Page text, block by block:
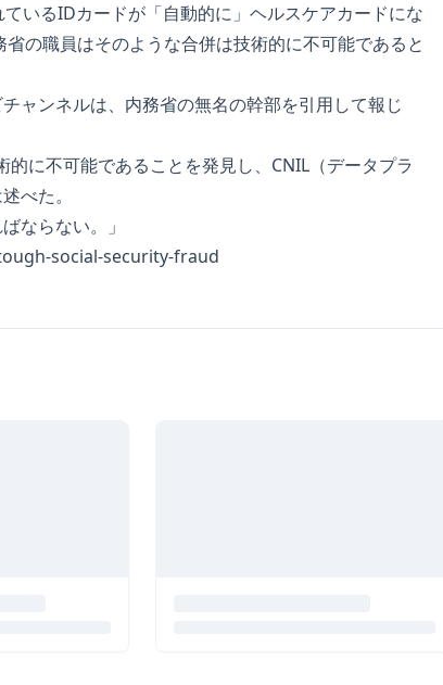
いるIDカードが「自動的に」ヘルスケアカードにな
の職員はそのような合併は技術的に不可能であると
ャンネルは、内務省の無名の幹部を引用して報じ
に不可能であることを発見し、CNIL（データプラ
べた。
ならない。」
social-security-fraud